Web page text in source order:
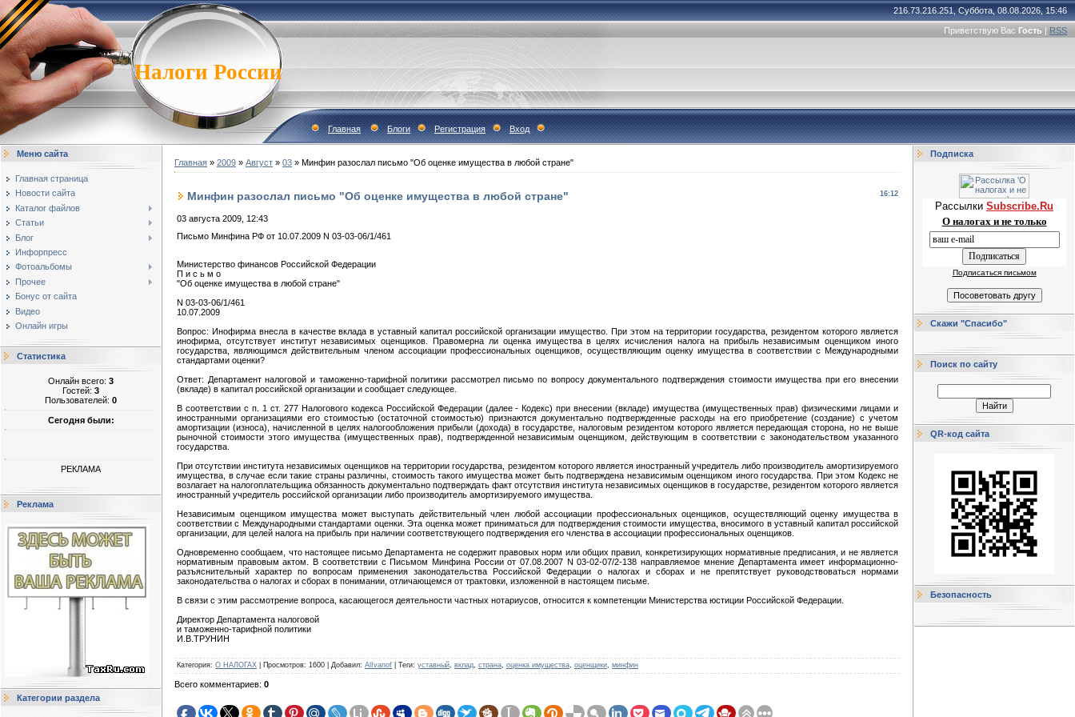
Налоги России
216.73.216.251, Суббота, 08.08.2026, 15:46
Приветствую Вас Гость | RSS
Главная Блоги Регистрация Вход
Меню сайта
Главная страница
Новости сайта
Каталог файлов
Статьи
Блог
Инфорпресс
Фотоальбомы
Прочее
Бонус от сайта
Видео
Онлайн игры
Статистика
Онлайн всего: 3
Гостей: 3
Пользователей: 0
Сегодня были:
РЕКЛАМА
Реклама
Категории раздела
Главная » 2009 » Август » 03 » Минфин разослал письмо "Об оценке имущества в любой стране"
16:12
Минфин разослал письмо "Об оценке имущества в любой стране"
03 августа 2009, 12:43
Письмо Минфина РФ от 10.07.2009 N 03-03-06/1/461
Министерство финансов Российской Федерации
П и с ь м о
"Об оценке имущества в любой стране"
N 03-03-06/1/461
10.07.2009
Вопрос: Инофирма внесла в качестве вклада в уставный капитал российской организации имущество. При этом на территории государства, резидентом которого является
инофирма, отсутствует институт независимых оценщиков. Правомерна ли оценка имущества в целях исчисления налога на прибыль независимым оценщиком иного
государства, являющимся действительным членом ассоциации профессиональных оценщиков, осуществляющим оценку имущества в соответствии с Международными
стандартами оценки?
Ответ: Департамент налоговой и таможенно-тарифной политики рассмотрел письмо по вопросу документального подтверждения стоимости имущества при его внесении
(вкладе) в капитал российской организации и сообщает следующее.
В соответствии с п. 1 ст. 277 Налогового кодекса Российской Федерации (далее - Кодекс) при внесении (вкладе) имущества (имущественных прав) физическими лицами и
иностранными организациями его стоимостью (остаточной стоимостью) признаются документально подтвержденные расходы на его приобретение (создание) с учетом
амортизации (износа), начисленной в целях налогообложения прибыли (дохода) в государстве, налоговым резидентом которого является передающая сторона, но не выше
рыночной стоимости этого имущества (имущественных прав), подтвержденной независимым оценщиком, действующим в соответствии с законодательством указанного
государства.
При отсутствии института независимых оценщиков на территории государства, резидентом которого является иностранный учредитель либо производитель амортизируемого
имущества, в случае если такие страны различны, стоимость такого имущества может быть подтверждена независимым оценщиком иного государства. При этом Кодекс не
возлагает на налогоплательщика обязанность документально подтверждать факт отсутствия института независимых оценщиков в государстве, резидентом которого является
иностранный учредитель российской организации либо производитель амортизируемого имущества.
Независимым оценщиком имущества может выступать действительный член любой ассоциации профессиональных оценщиков, осуществляющий оценку имущества в
соответствии с Международными стандартами оценки. Эта оценка может приниматься для подтверждения стоимости имущества, вносимого в уставный капитал российской
организации, для целей налога на прибыль при наличии соответствующего подтверждения его членства в ассоциации профессиональных оценщиков.
Одновременно сообщаем, что настоящее письмо Департамента не содержит правовых норм или общих правил, конкретизирующих нормативные предписания, и не является
нормативным правовым актом. В соответствии с Письмом Минфина России от 07.08.2007 N 03-02-07/2-138 направляемое мнение Департамента имеет информационно-
разъяснительный характер по вопросам применения законодательства Российской Федерации о налогах и сборах и не препятствует руководствоваться нормами
законодательства о налогах и сборах в понимании, отличающемся от трактовки, изложенной в настоящем письме.
В связи с этим рассмотрение вопроса, касающегося деятельности частных нотариусов, относится к компетенции Министерства юстиции Российской Федерации.
Директор Департамента налоговой
и таможенно-тарифной политики
И.В.ТРУНИН
Категория: О НАЛОГАХ Просмотров: 1600 Добавил: AlIvanof Теги: уставный вклад страна оценка имущества оценщики минфин
Всего комментариев: 0
Подписка
Рассылки Subscribe.Ru
О налогах и не только
Подписаться письмом
Скажи "Спасибо"
Поиск по сайту
QR-код сайта
Безопасность